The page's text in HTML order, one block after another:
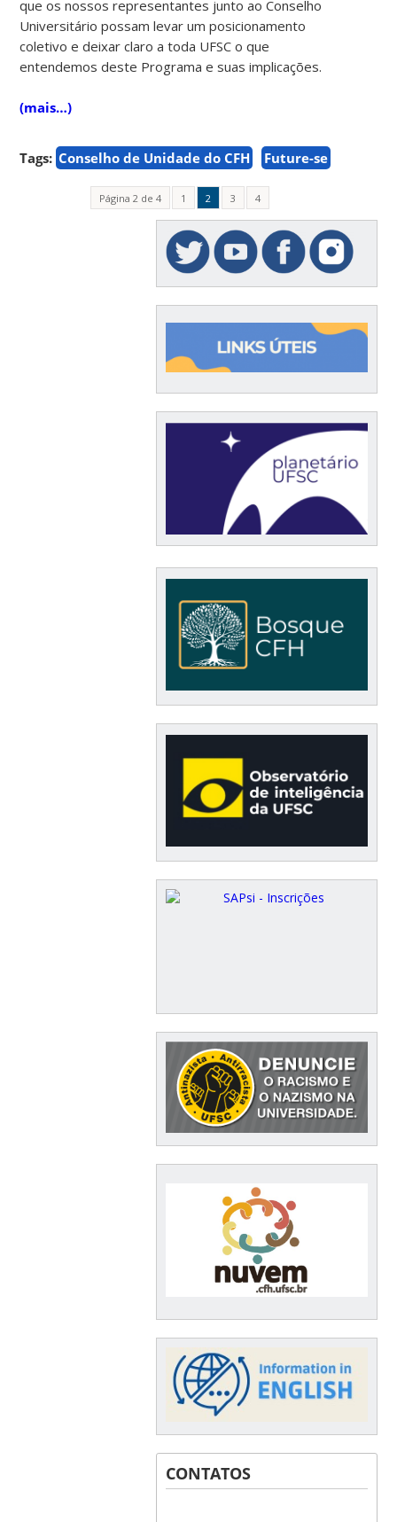
que os nossos representantes junto ao Conselho
Universitário possam levar um posicionamento
coletivo e deixar claro a toda UFSC o que
entendemos deste Programa e suas implicações.
(mais…)
Tags: Conselho de Unidade do CFH Future-se
Página 2 de 4 1 2 3 4
CONTATOS